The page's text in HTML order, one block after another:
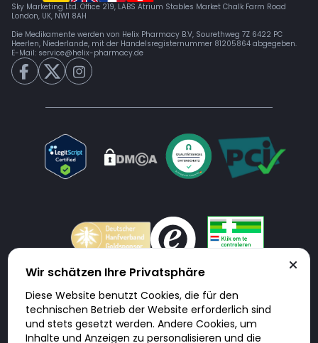
Sky Marketing Ltd. Office 219, LABS Atrium Stables Market Chalk Farm Road
London, UK, NW1 8AH
Die Medikamente werden von Helix Pharmacy B.V, Sourethweg 7Z 6422 PC
Heerlen, Niederlande, mit der Handelsregisternummer 81205864 abgegeben.
E-Mail: service@helix-pharmacy.de
Doktorabc.com ist eine Vermittlungsplattform. Doktorabc ist ausdrücklich
keine Internetapotheke. Doktorabc bietet keine Medikamente oder
sonstige Produkte an oder liefert diese. Jegliche Informationen zu
Produkten, Medikamenten und Preisen auf der Internetseite beinhalten
kein Angebot von Doktorabc an Sie. Für die Einhaltung der in Ihrem Land
Wir schätzen Ihre Privatsphäre
Diese Website benutzt Cookies, die für den
technischen Betrieb der Website erforderlich sind
und stets gesetzt werden. Andere Cookies, um
Inhalte und Anzeigen zu personalisieren und die